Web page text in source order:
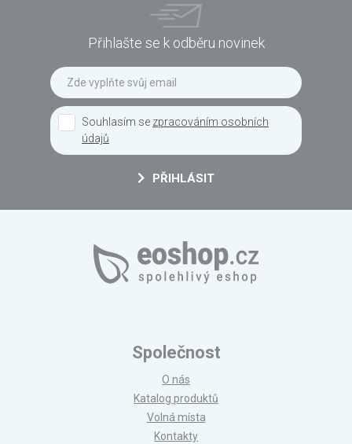
Přihlašte se k odběru novinek
Souhlasím se zpracováním osobních
údajů
PŘIHLÁSIT
Společnost
O nás
Katalog produktů
Volná místa
Kontakty